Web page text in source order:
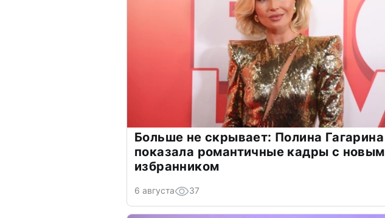
Больше не скрывает: Полина Гагарина
показала романтичные кадры с новым
избранником
6 августа 37